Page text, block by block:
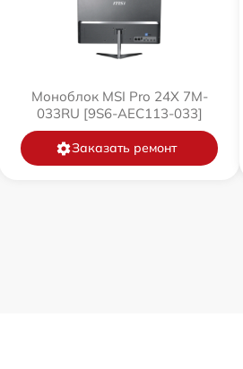
Моноблок MSI Pro 24X 7M-
033RU [9S6-AEC113-033]
Заказать ремонт